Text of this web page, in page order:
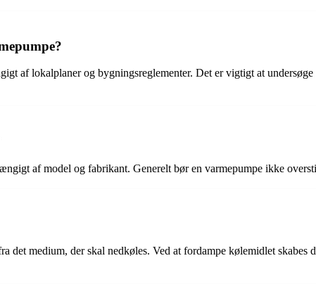
af lokalplaner og bygningsreglementer. Det er vigtigt at
af model og fabrikant. Generelt bør en varmepumpe ikke
det medium, der skal nedkøles. Ved at fordampe kølemidlet